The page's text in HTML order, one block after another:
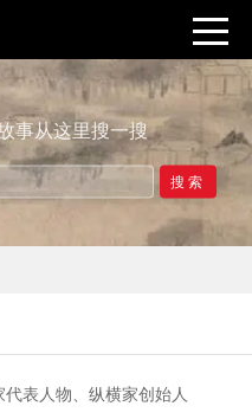
事从这里搜一搜
搜索
表人物、纵横家创始人